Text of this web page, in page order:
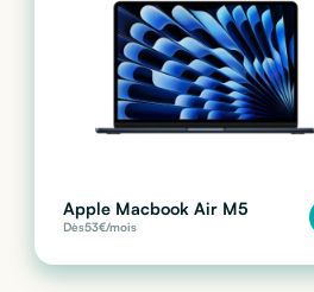
Apple Macbook Air M5
Dès53€/mois